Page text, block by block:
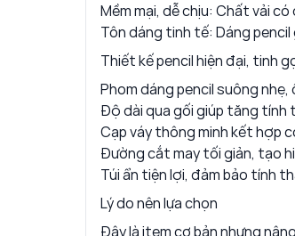
Mềm mại, dễ chịu: Chất vải
Tôn dáng tinh tế: Dáng
Thiết kế pencil hiện đại, tinh
Phom dáng pencil suông
Độ dài qua gối giúp tăng tính
Cạp váy thông minh kết hợp
Đường cắt may tối giản, tạo
Túi ẩn tiện lợi, đảm bảo tính
Lý do nên lựa chọn
Đây là item cơ bản nhưng